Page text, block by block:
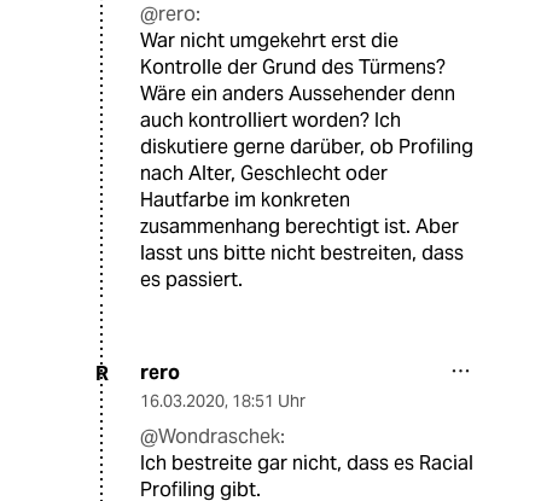
@rero:
War nicht umgekehrt erst die
Kontrolle der Grund des Türmens?
Wäre ein anders Aussehender denn
auch kontrolliert worden? Ich
diskutiere gerne darüber, ob Profiling
nach Alter, Geschlecht oder
Hautfarbe im konkreten
zusammenhang berechtigt ist. Aber
lasst uns bitte nicht bestreiten, dass
es passiert.
R rero
16.03.2020, 18:51 Uhr
@Wondraschek:
Ich bestreite gar nicht, dass es Racial
Profiling gibt.